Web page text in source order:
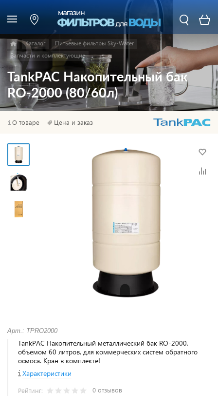
Каталог
Питьевые фильтры Sky-Water
Запчасти и комплектующие
TankPAC Накопительный бак
RO-2000 (80/60л)
О товаре Цена и заказ
Арт.: TPRO2000
TankPAC Накопительный металлический бак RO-2000,
объемом 60 литров, для коммерческих систем обратного
осмоса. Кран в комплекте!
Характеристики
Рейтинг: 0 отзывов